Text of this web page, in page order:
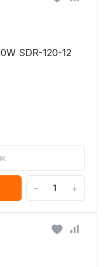
SDR-120-12
- +